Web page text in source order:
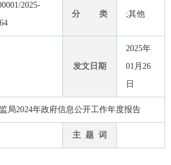
2025-
分 类 ;其他
发文日期
2025年
01月26
日
局2024年政府信息公开工作年度报告
主 题 词